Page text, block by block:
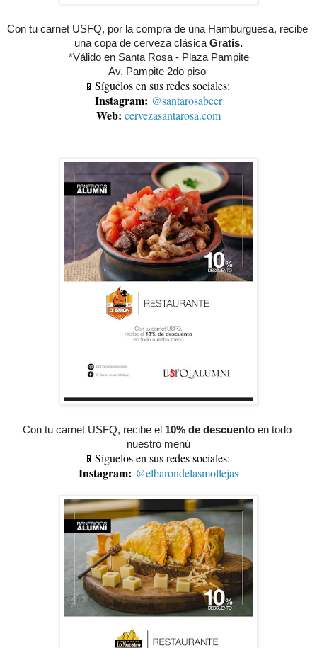
Con tu carnet USFQ, por la compra de una Hamburguesa, recibe
una copa de cerveza clásica Gratis.
*Válido en Santa Rosa - Plaza Pampite
Av. Pampite 2do piso
📱Síguelos en sus redes sociales:
Instagram: @santarosabeer
Web: cervezasantarosa.com
Con tu carnet USFQ, recibe el 10% de descuento en todo
nuestro menú
📱Síguelos en sus redes sociales:
Instagram: @elbarondelasmollejas